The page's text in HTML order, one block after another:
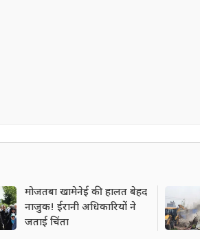
मोजतबा खामेनेई की हालत बेहद
नाजुक! ईरानी अधिकारियों ने
जताई चिंता